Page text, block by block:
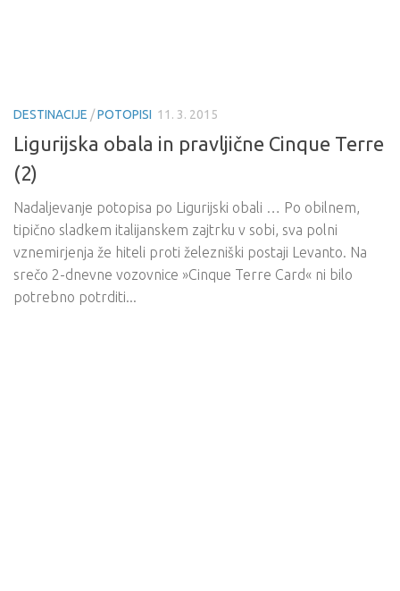
DESTINACIJE /POTOPISI 11. 3. 2015
Ligurijska obala in pravljične Cinque Terre
(2)
Nadaljevanje potopisa po Ligurijski obali … Po obilnem,
tipično sladkem italijanskem zajtrku v sobi, sva polni
vznemirjenja že hiteli proti železniški postaji Levanto. Na
srečo 2-dnevne vozovnice »Cinque Terre Card« ni bilo
potrebno potrditi...